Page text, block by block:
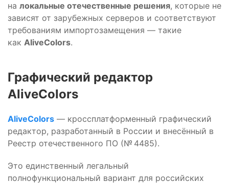
на локальные отечественные решения, которые не
зависят от зарубежных серверов и соответствуют
требованиям импортозамещения — такие
как AliveColors.
Графический редактор
AliveColors
AliveColors — кроссплатформенный графический
редактор, разработанный в России и внесённый в
Реестр отечественного ПО (№ 4485).
Это единственный легальный
полнофункциональный вариант для российских